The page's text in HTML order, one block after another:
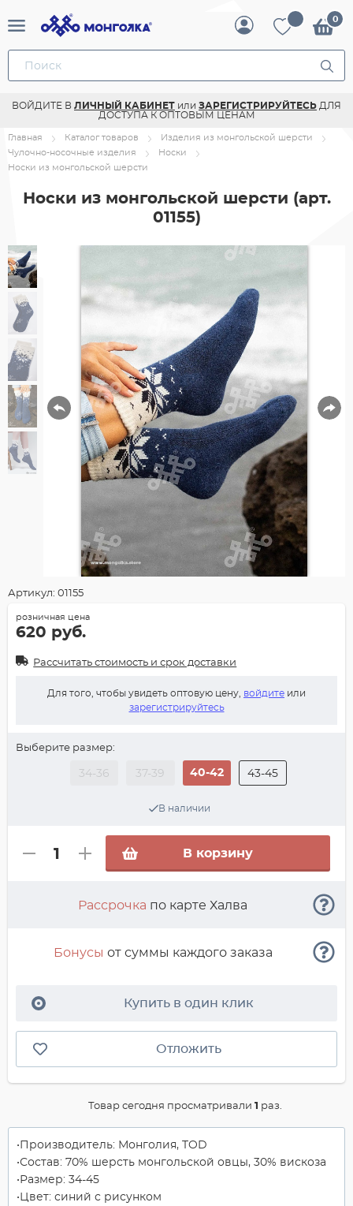
ВОЙДИТЕ В ЛИЧНЫЙ КАБИНЕТ или ЗАРЕГИСТРИРУЙТЕСЬ ДЛЯ
ДОСТУПА К ОПТОВЫМ ЦЕНАМ
Главная Каталог товаров
Изделия из монгольской шерсти
Чулочно-носочные изделия
Носки
Носки из монгольской шерсти
Носки из монгольской шерсти (арт.
01155)
Артикул: 01155
розничная цена
620 руб.
Рассчитать стоимость и срок доставки
Для того, чтобы увидеть оптовую цену, войдите или
зарегистрируйтесь
Выберите размер:
34-36 37-39 40-42 43-45
В наличии
В корзину
Рассрочка по карте Халва
Бонусы от суммы каждого заказа
Купить в один клик
Отложить
Товар сегодня просматривали 1 раз.
Производитель: Монголия, TOD
Состав: 70% шерсть монгольской овцы, 30% вискоза
Размер: 34-45
Цвет: синий с рисунком